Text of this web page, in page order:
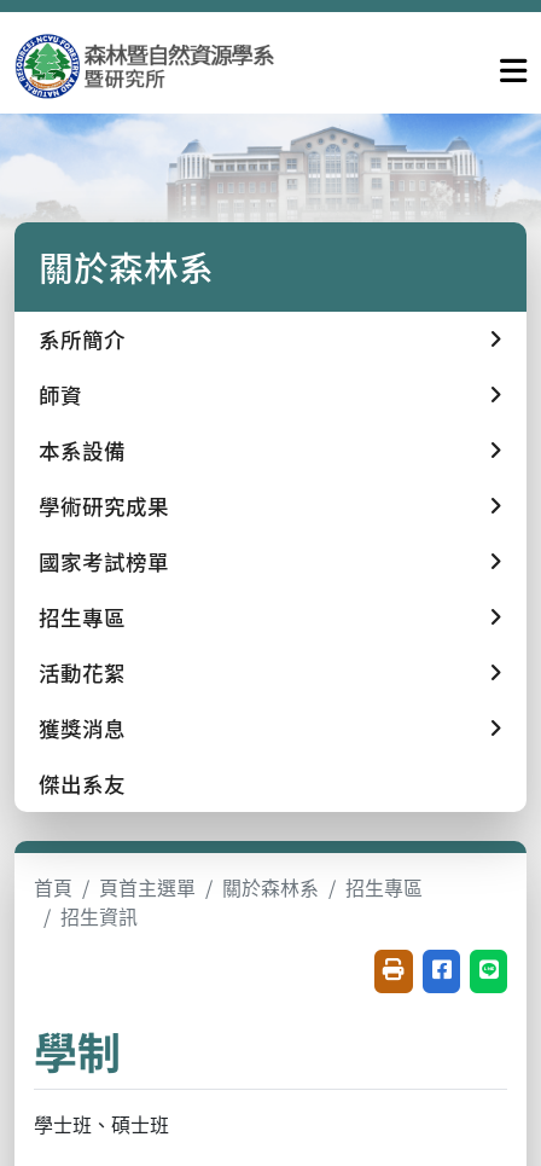
關於森林系
系所簡介
師資
本系設備
學術研究成果
國家考試榜單
招生專區
活動花絮
獲獎消息
傑出系友
首頁 頁首主選單 關於森林系
招生專區
招生資訊
友善列印(開新視
分享至臉書
分享
學制
學士班、碩士班